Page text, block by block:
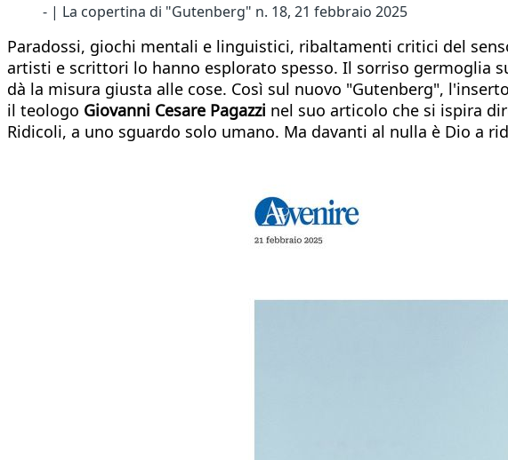
- | La copertina di "Gutenberg" n. 18, 21 febbraio 2025
Paradossi, giochi mentali e linguistici, ribaltamenti critici del
artisti e scrittori lo hanno esplorato spesso. Il sorriso germoglia
dà la misura giusta alle cose. Così sul nuovo "Gutenberg",
il teologo Giovanni Cesare Pagazzi nel suo articolo che si ispira
Ridicoli, a uno sguardo solo umano. Ma davanti al nulla è Dio a